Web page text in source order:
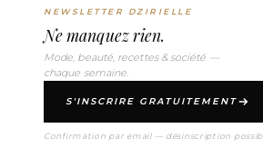
NEWSLETTER DZIRIELLE
Ne manquez rien.
Mode, beauté, recettes & société —
chaque semaine.
S'INSCRIRE GRATUITEMENT
Confirmation par email — désinscription